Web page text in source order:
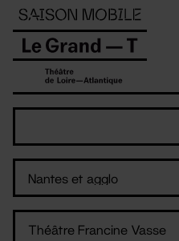
Panneau de gestion des cookies